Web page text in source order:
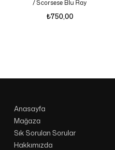
/ Scorsese Blu Ray
₺750,00
Anasayfa
Mağaza
Sık Sorulan Sorular
Hakkımızda